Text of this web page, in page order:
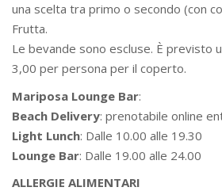
una scelta tra primo o secondo (con
Frutta.
Le bevande sono escluse. È previsto
3,00 per persona per il coperto.
Mariposa Lounge Bar:
Beach Delivery: prenotabile online
Light Lunch: Dalle 10.00 alle 19.30
Lounge Bar: Dalle 19.00 alle 24.00
ALLERGIE ALIMENTARI